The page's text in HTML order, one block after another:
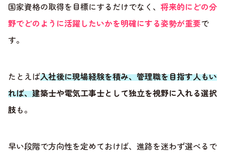
国家資格の取得を目標にするだけでなく、 将来的にどの分
野でどのように活躍したいかを明確にする姿勢が重要で
す。
たとえば入社後に現場経験を積み、管理職を目指す人もい
れば、建築士や電気工事士として独立を視野に入れる選択
肢も。
早い段階で方向性を定めておけば、進路を迷わず選べるで